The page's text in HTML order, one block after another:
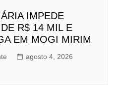
IMPEDE
R$ 14 MIL E
EM MOGI MIRIM
agosto 4, 2026